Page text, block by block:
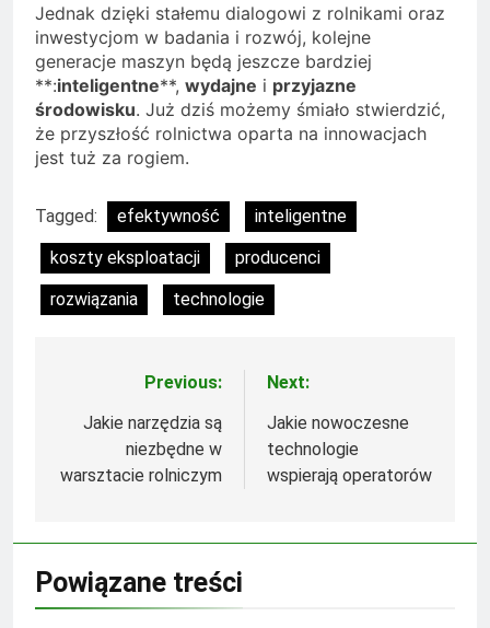
Jednak dzięki stałemu dialogowi z rolnikami oraz
inwestycjom w badania i rozwój, kolejne
generacje maszyn będą jeszcze bardziej
**:inteligentne**, wydajne i przyjazne
środowisku. Już dziś możemy śmiało stwierdzić,
że przyszłość rolnictwa oparta na innowacjach
jest tuż za rogiem.
Tagged: efektywność
inteligentne
koszty eksploatacji
producenci
rozwiązania
technologie
Nawigacja
wpisu
Previous:
Jakie narzędzia są
niezbędne w
warsztacie rolniczym
Next:
Jakie nowoczesne
technologie
wspierają operatorów
Powiązane treści